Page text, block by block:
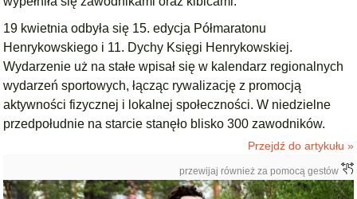
19 kwietnia odbyła się 15. edycja Półmaratonu
Henrykowskiego i 11. Dychy Księgi Henrykowskiej.
Wydarzenie uż na stałe wpisał się w kalendarz regionalnych
wydarzeń sportowych, łącząc rywalizację z promocją
aktywności fizycznej i lokalnej społeczności. W niedzielne
przedpołudnie na starcie stanęło blisko 300 zawodników.
Przejdź do artykułu »
przewijaj również za pomocą gestów